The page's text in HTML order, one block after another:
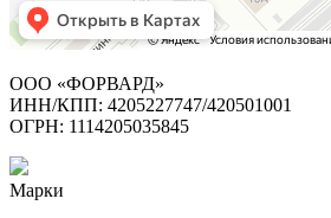
ООО «ФОРВАРД»
ИНН/КПП: 4205227747/420501001
ОГРН: 1114205035845
Марки